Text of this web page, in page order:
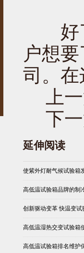
好了
户想
司。
上
下一
延伸阅读
使紫外灯耐气候试验箱
高低温试验箱品牌的制
创新驱动变革 快温变试
高低温湿热交变试验箱
高低温试验箱排名维护